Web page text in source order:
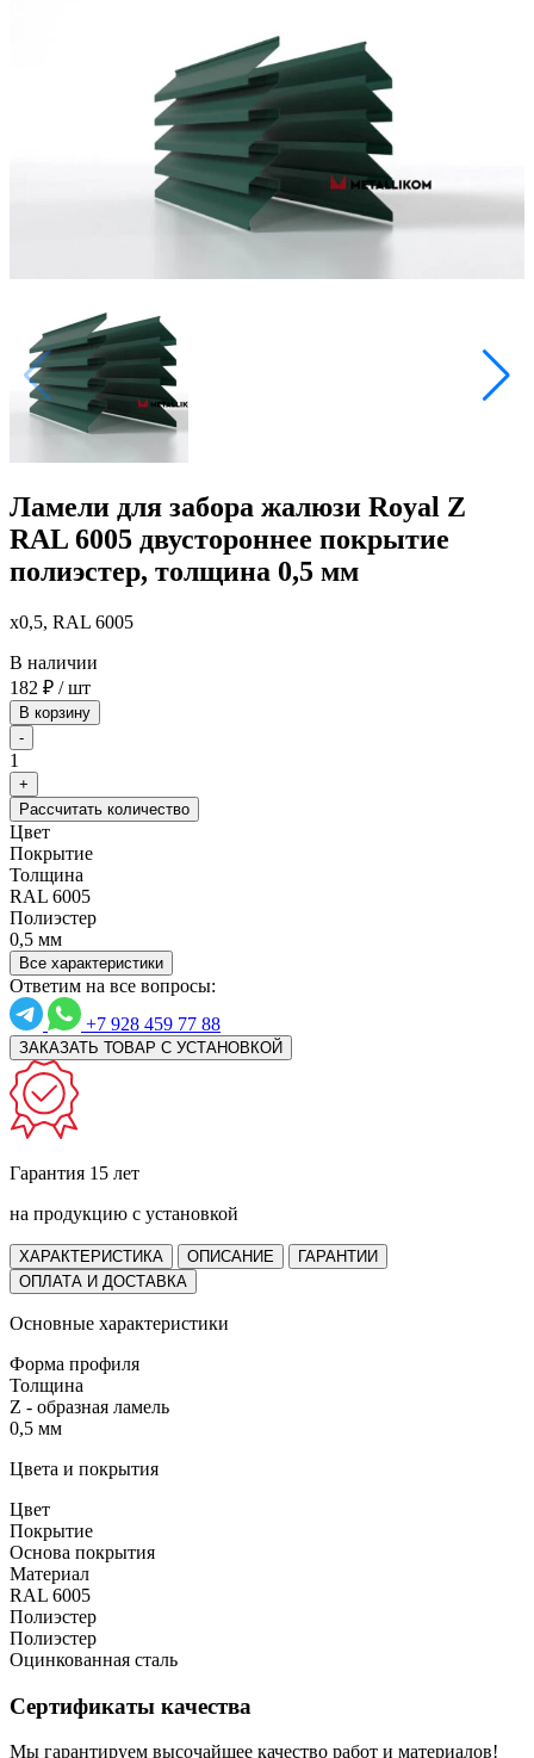
Ламели для забора жалюзи Royal Z
RAL 6005 двустороннее покрытие
полиэстер, толщина 0,5 мм
x0,5, RAL 6005
В наличии
182 ₽ / шт
В корзину
-
1
+
Рассчитать количество
Цвет
Покрытие
Толщина
RAL 6005
Полиэстер
0,5 мм
Все характеристики
Ответим на все вопросы:
+7 928 459 77 88
ЗАКАЗАТЬ ТОВАР С УСТАНОВКОЙ
Гарантия 15 лет
на продукцию с установкой
ХАРАКТЕРИСТИКА ОПИСАНИЕ
ГАРАНТИИ
ОПЛАТА И ДОСТАВКА
Основные характеристики
Форма профиля
Толщина
Z - образная ламель
0,5 мм
Цвета и покрытия
Цвет
Покрытие
Основа покрытия
Материал
RAL 6005
Полиэстер
Полиэстер
Оцинкованная сталь
Сертификаты качества
Мы гарантируем высочайшее качество работ и материалов!